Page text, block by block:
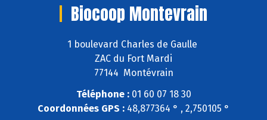
Biocoop Montevrain
1 boulevard Charles de Gaulle
ZAC du Fort Mardi
77144 Montévrain
Téléphone :01 60 07 18 30
Coordonnées GPS : 48,877364 ° , 2,750105 °